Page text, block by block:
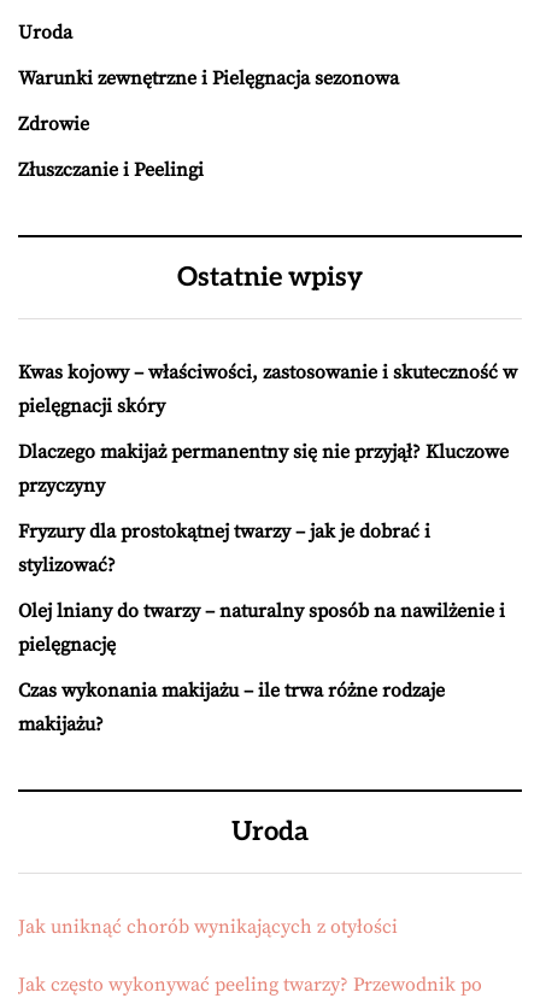
Uroda
Warunki zewnętrzne i Pielęgnacja sezonowa
Zdrowie
Złuszczanie i Peelingi
Ostatnie wpisy
Kwas kojowy – właściwości, zastosowanie i skuteczność w
pielęgnacji skóry
Dlaczego makijaż permanentny się nie przyjął? Kluczowe
przyczyny
Fryzury dla prostokątnej twarzy – jak je dobrać i
stylizować?
Olej lniany do twarzy – naturalny sposób na nawilżenie i
pielęgnację
Czas wykonania makijażu – ile trwa różne rodzaje
makijażu?
Uroda
Jak uniknąć chorób wynikających z otyłości
Jak często wykonywać peeling twarzy? Przewodnik po